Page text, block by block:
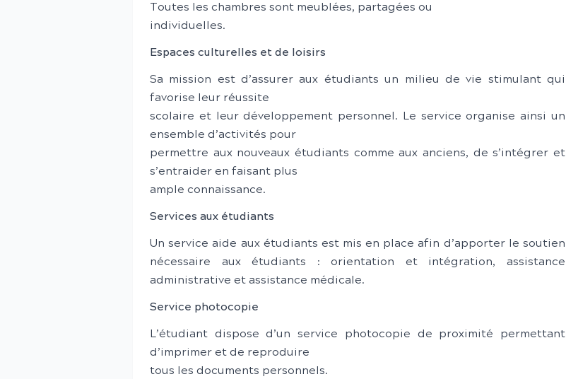
Toutes les chambres sont meublées, partagées ou
individuelles.
Espaces culturelles et de loisirs
Sa mission est d’assurer aux étudiants un milieu de vie stimulant qui
favorise leur réussite
scolaire et leur développement personnel. Le service organise ainsi un
ensemble d’activités pour
permettre aux nouveaux étudiants comme aux anciens, de s’intégrer et
s’entraider en faisant plus
ample connaissance.
Services aux étudiants
Un service aide aux étudiants est mis en place afin d’apporter le soutien
nécessaire aux étudiants : orientation et intégration, assistance
administrative et assistance médicale.
Service photocopie
L’étudiant dispose d’un service photocopie de proximité permettant
d’imprimer et de reproduire
tous les documents personnels.